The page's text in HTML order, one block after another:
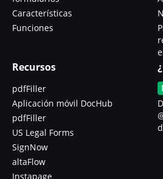
Características
Funciones
Recursos
pdfFiller
Aplicación móvil DocHub
pdfFiller
US Legal Forms
SignNow
altaFlow
Instapage